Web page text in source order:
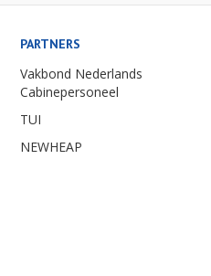
PARTNERS
Vakbond Nederlands
Cabinepersoneel
TUI
NEWHEAP